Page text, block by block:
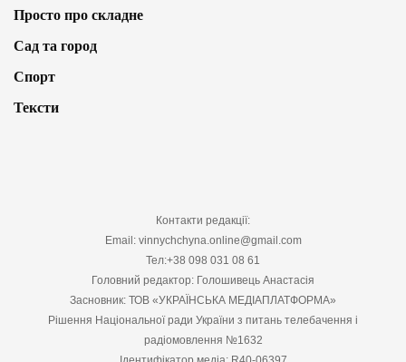
Просто про складне
Сад та город
Спорт
Тексти
Контакти редакції:
Email: vinnychchyna.online@gmail.com
Тел:+38 098 031 08 61
Головний редактор: Голошивець Анастасія
Засновник: ТОВ «УКРАЇНСЬКА МЕДІАПЛАТФОРМА»
Рішення Національної ради України з питань телебачення і
радіомовлення №1632